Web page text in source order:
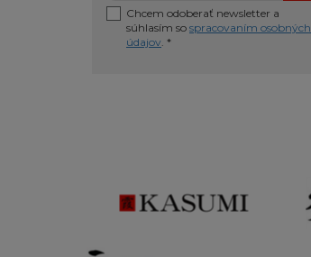
Chcem odoberať newsletter a
súhlasím so spracovaním osobných
údajov. *